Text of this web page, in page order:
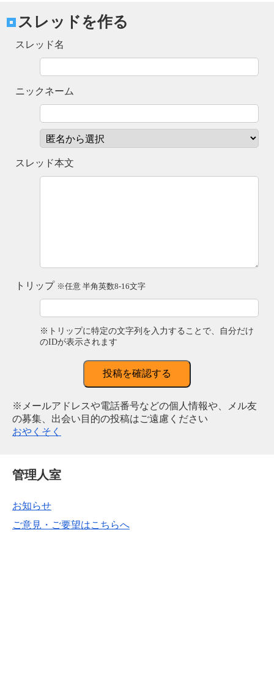
スレッドを作る
スレッド名
ニックネーム
スレッド本文
トリップ ※任意 半角英数8-16文字
※トリップに特定の文字列を入力することで、自分だけ
のIDが表示されます
投稿を確認する
※メールアドレスや電話番号などの個人情報や、メル友
の募集、出会い目的の投稿はご遠慮ください
おやくそく
管理人室
お知らせ
ご意見・ご要望はこちらへ